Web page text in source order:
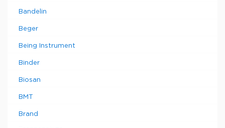
Bandelin
Beger
Being Instrument
Binder
Biosan
BMT
Brand